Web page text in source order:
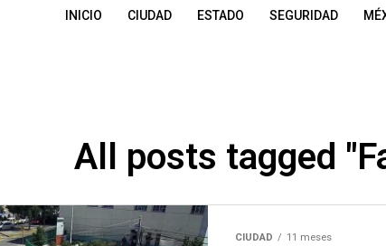
INICIO CIUDAD ESTADO SEGURIDAD
All posts tagged
CIUDAD 11 meses